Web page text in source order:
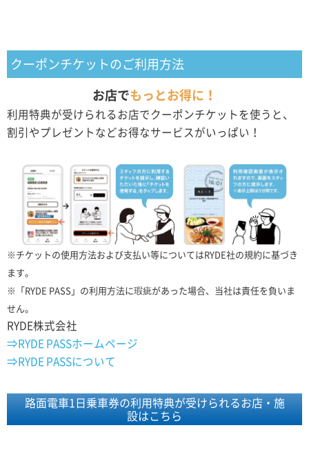
クーポンチケットのご利用方法
お店でもっとお得に！
利用特典が受けられるお店でクーポンチケットを使うと、
割引やプレゼントなどお得なサービスがいっぱい！
※チケットの使用方法および支払い等についてはRYDE社の規約に基づき
ます。
※「RYDE PASS」の利用方法に瑕疵があった場合、当社は責任を負いま
せん。
RYDE株式会社
⇒RYDE PASSホームページ
⇒RYDE PASSについて
路面電車1日乗車券の利用特典が受けられるお店・施
設はこちら